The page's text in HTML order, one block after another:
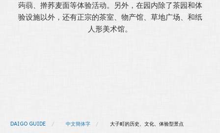
蒟蒻、擀荞麦面等体验活动。另外，在园内除了茶园和体
验设施以外，还有正宗的茶室、物产馆、草地广场、和纸
人形美术馆。
DAIGO GUIDE 中文簡体字 大子町的历史、文化、体验型景点